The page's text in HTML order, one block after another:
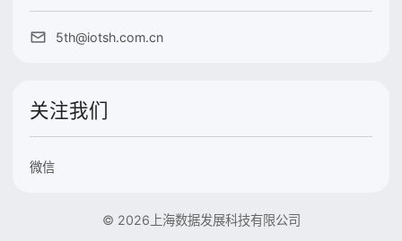
5th@iotsh.com.cn
关注我们
微信
© 2026上海数据发展科技有限公司